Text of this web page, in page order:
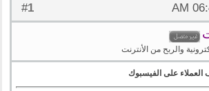
#
1
والربح من الأنترنت
العملاء على الفيسبوك